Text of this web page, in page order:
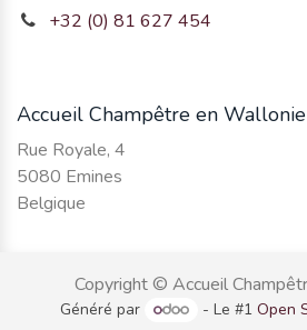
+32 (0) 81 627 454
Accueil Champêtre en Wallonie
Rue Royale, 4
5080 Emines
Belgique
Copyright © Accueil
Généré par - Le #1Open